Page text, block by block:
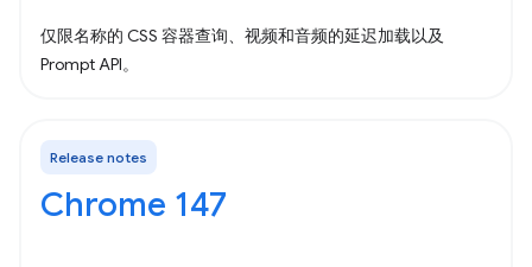
仅限名称的 CSS 容器查询、视频和音频的延迟加载以及
Prompt API。
Release notes
Chrome 147